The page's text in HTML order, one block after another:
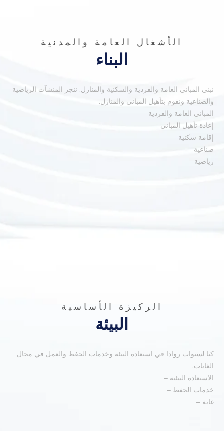
الأشغال العامة والمدنية
البناء
نبني المباني العامة والفردية والسكنية والمنازل . ننجز المنشآت الرياضية
والصناعية ونقوم بتأهيل المباني والمنازل .
المباني العامة والفردية –
إعادة تأهيل المباني –
إقامة سكنية –
صناعية –
رياضية –
الركيزة الأساسية
البيئة
كنا لسنوات روادا في استعادة البيئة وخدمات الحفظ والعمل في مجال
الغابات.
الاستعادة البيئية –
خدمات الحفظ –
غابة –